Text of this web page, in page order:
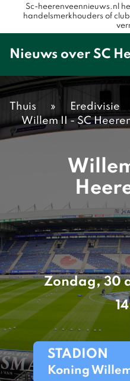
Sc-heerenveennieuws.nl
handelsmerkhouders of
Nieuws over SC
Thuis » Eredivisie
Willem II - SC
Zondag, 30
STADION
Koning